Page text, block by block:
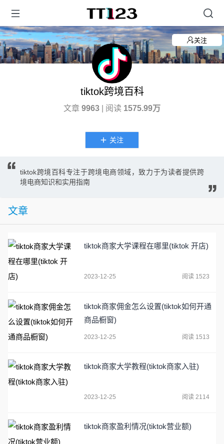
关注
tiktok跨境百科
文章 9963 | 阅读 1575.99万
关注
tiktok跨境百科专注于跨境电商领域，致力于为读者提供跨
境电商知识和实用指南
文章
tiktok商家大学课程在哪里(tiktok 开店)
2023-12-25 阅读 1523
tiktok商家佣金怎么设置(tiktok如何开通
商品橱窗)
2023-12-25 阅读 1513
tiktok商家大学教程(tiktok商家入驻)
2023-12-25 阅读 2114
tiktok商家盈利情况(tiktok营业额)